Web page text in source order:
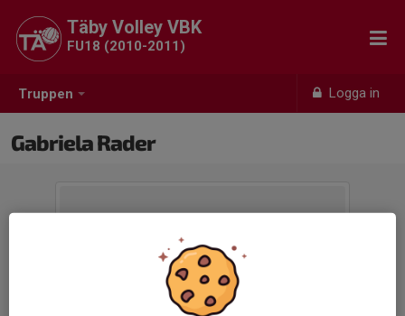
Truppen Logga in
Täby Volley VBK
FU18 (2010-2011)
Gabriela Rader